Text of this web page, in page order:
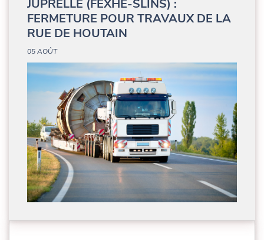
JUPRELLE (FEXHE-SLINS) :
FERMETURE POUR TRAVAUX DE LA
RUE DE HOUTAIN
05 AOÛT